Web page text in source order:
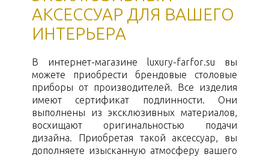
АКСЕССУАР ДЛЯ ВАШЕГО
ИНТЕРЬЕРА
В интернет-магазине luxury-farfor.su вы
можете приобрести брендовые столовые
приборы от производителей. Все изделия
имеют сертификат подлинности. Они
выполнены из эксклюзивных материалов,
восхищают оригинальностью подачи
дизайна. Приобретая такой аксессуар, вы
дополняете изысканную атмосферу вашего